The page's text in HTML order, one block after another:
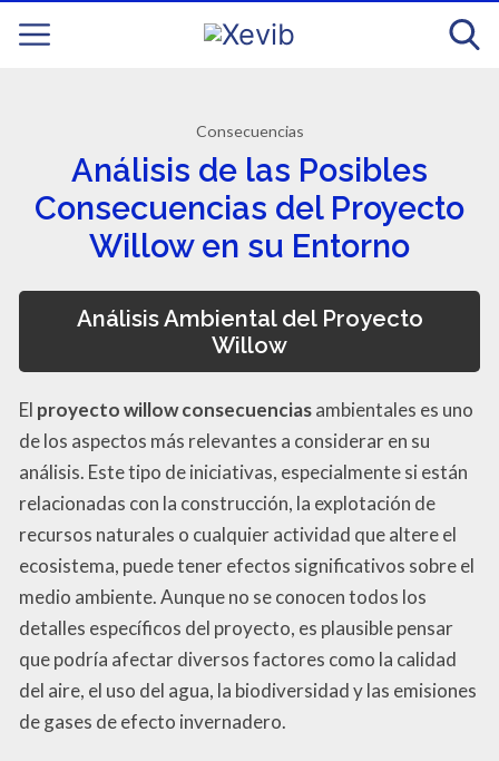
Consecuencias
Análisis de las Posibles
Consecuencias del Proyecto
Willow en su Entorno
Análisis Ambiental del Proyecto
Willow
El proyecto willow consecuenciasambientales es uno
de los aspectos más relevantes a considerar en su
análisis. Este tipo de iniciativas, especialmente si están
relacionadas con la construcción, la explotación de
recursos naturales o cualquier actividad que altere el
ecosistema, puede tener efectos significativos sobre el
medio ambiente. Aunque no se conocen todos los
detalles específicos del proyecto, es plausible pensar
que podría afectar diversos factores como la calidad
del aire, el uso del agua, la biodiversidad y las emisiones
de gases de efecto invernadero.